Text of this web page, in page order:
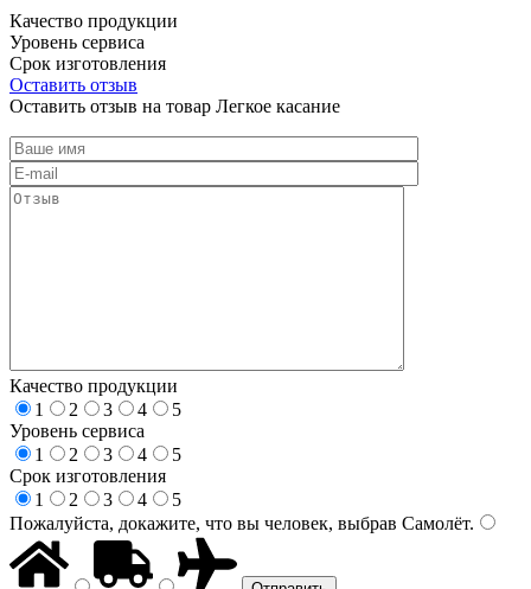
Качество продукции
Уровень сервиса
Срок изготовления
Оставить отзыв
Оставить отзыв на товар Легкое касание
Качество продукции
1
2 3 4
5
Уровень сервиса
1
2 3 4
5
Срок изготовления
1
2 3 4
5
Пожалуйста, докажите, что вы человек, выбрав Самолёт.